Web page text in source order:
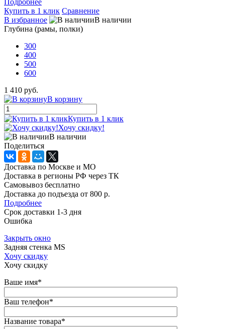
Подробнее
Купить в 1 клик Сравнение
В избранное
В наличии
Глубина (рамы, полки)
300
400
500
600
1 410 руб.
В корзину
Купить в 1 клик
Хочу скидку!
В наличии
Поделиться
Доставка по Москве и МО
Доставка в регионы РФ через ТК
Самовывоз бесплатно
Доставка до подъезда от 800 р.
Подробнее
Срок доставки 1-3 дня
Ошибка
Закрыть окно
Задняя стенка MS
Хочу скидку
Хочу скидку
Ваше имя*
Ваш телефон*
Название товара*